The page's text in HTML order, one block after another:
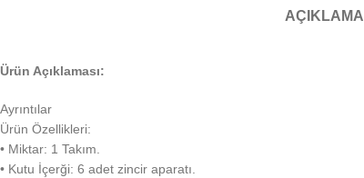
AÇIKLAMA
Ürün Açıklaması:
Ayrıntılar
Ürün Özellikleri:
• Miktar: 1 Takım.
• Kutu İçerği: 6 adet zincir aparatı.